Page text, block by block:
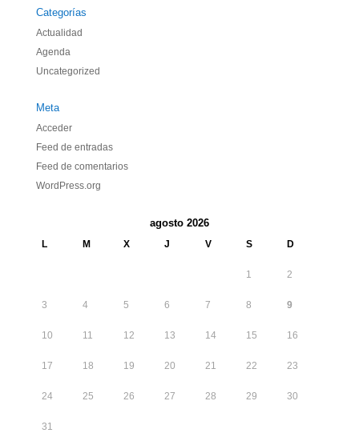
Categorías
Actualidad
Agenda
Uncategorized
Meta
Acceder
Feed de entradas
Feed de comentarios
WordPress.org
agosto 2026
L M X J V S D
1 2
3 4 5 6 7 8 9
10 11 12 13 14 15 16
17 18 19 20 21 22 23
24 25 26 27 28 29 30
31